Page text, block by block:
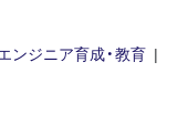
ンジニア育成・教育